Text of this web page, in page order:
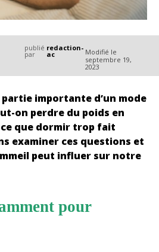
publié
par
redaction-
ac
Modifié le
septembre 19,
2023
importante d’un mode
on perdre du poids en
que dormir trop fait
examiner ces questions et
peut influer sur notre
pour